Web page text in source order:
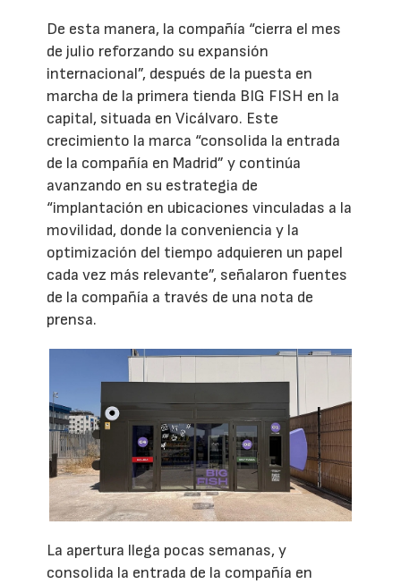
De esta manera, la compañía “cierra el mes
de julio reforzando su expansión
internacional”, después de la puesta en
marcha de la primera tienda BIG FISH en la
capital, situada en Vicálvaro. Este
crecimiento la marca “consolida la entrada
de la compañía en Madrid” y continúa
avanzando en su estrategia de
“implantación en ubicaciones vinculadas a la
movilidad, donde la conveniencia y la
optimización del tiempo adquieren un papel
cada vez más relevante”, señalaron fuentes
de la compañía a través de una nota de
prensa.
La apertura llega pocas semanas, y
consolida la entrada de la compañía en